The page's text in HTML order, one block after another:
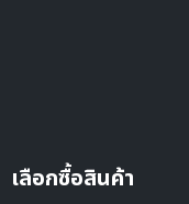
เลือกซื้อสินค้า